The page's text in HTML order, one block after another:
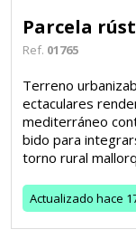
Parcela
Ref. 01765
Terreno
ectaculares
mediterráneo
bido para
torno rural
Actualizado hace